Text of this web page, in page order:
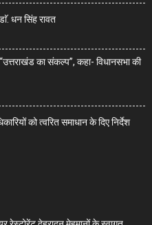
धन सिंह रावत
का संकल्प”, कहा- विधानसभा की
को त्वरित समाधान के दिए निर्देश